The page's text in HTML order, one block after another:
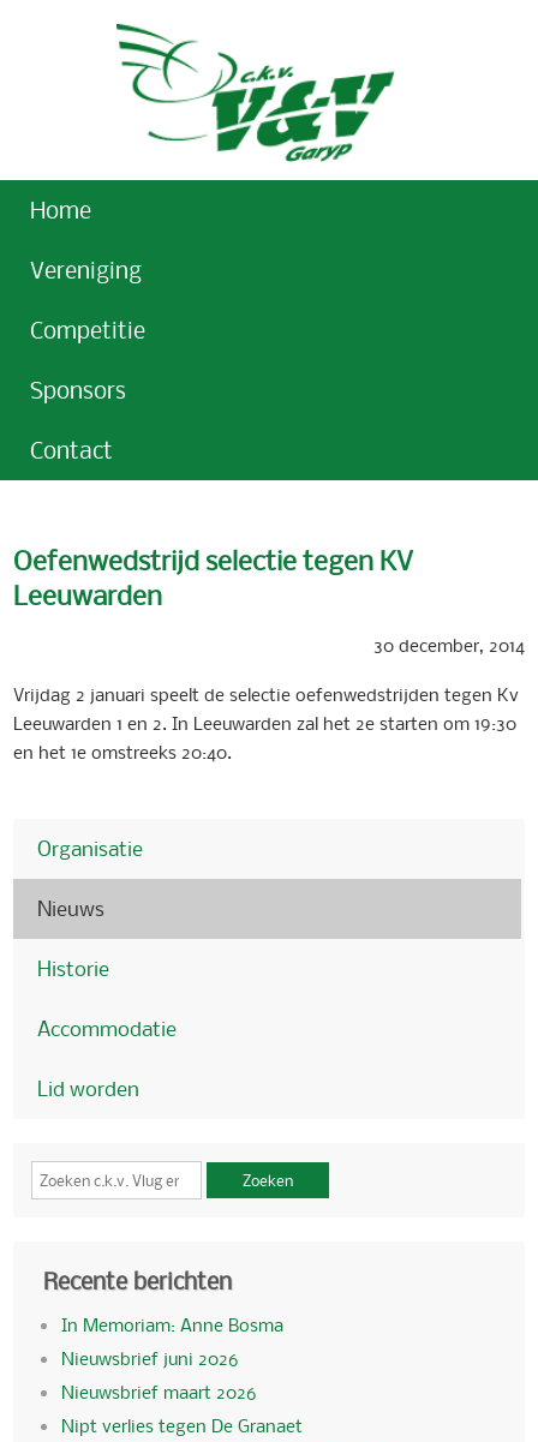
Home
Vereniging
Competitie
Sponsors
Contact
Oefenwedstrijd selectie tegen KV
Leeuwarden
30 december, 2014
Vrijdag 2 januari speelt de selectie oefenwedstrijden tegen Kv
Leeuwarden 1 en 2. In Leeuwarden zal het 2e starten om 19:30
en het 1e omstreeks 20:40.
Organisatie
Nieuws
Historie
Accommodatie
Lid worden
Zoeken
Recente berichten
In Memoriam: Anne Bosma
Nieuwsbrief juni 2026
Nieuwsbrief maart 2026
Nipt verlies tegen De Granaet